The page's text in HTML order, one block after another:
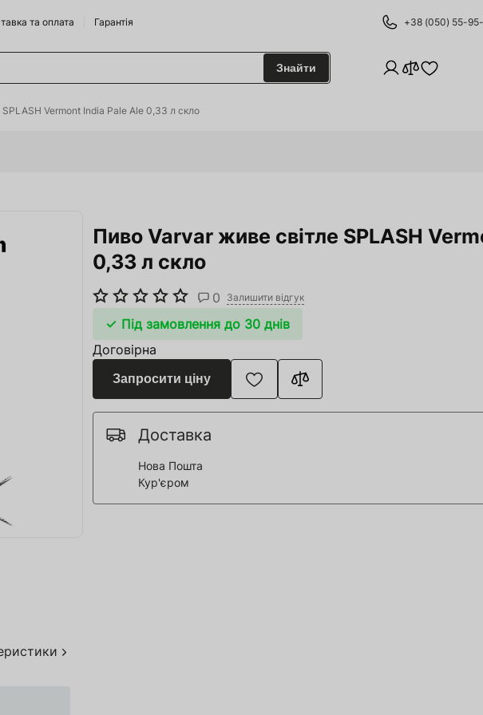
та оплата Гарантія +38 (050) 55-
Сидрариї
Горки
аксесуари
для Пивоварні
та спорт
HoReCa
Знайти
Vermont India Pale Ale 0,33 л скло
Пиво Varvar живе світле SPLASH
0,33 л скло
0 Залишити відгук
Під замовлення до 30 днів
Договірна
Запросити ціну
Доставка
Нова Пошта
Кур'єром